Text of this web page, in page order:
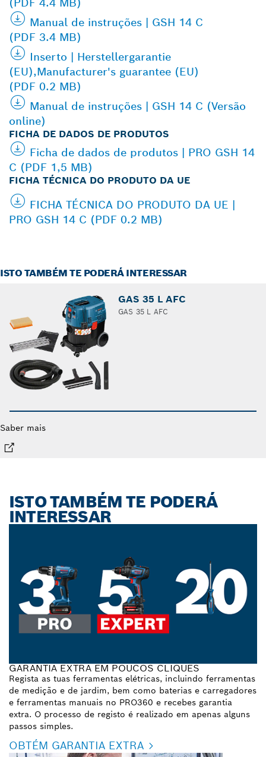
(PDF 4.4 MB)
Manual de instruções | GSH 14 C
(PDF 3.4 MB)
Inserto | Herstellergarantie
(EU),Manufacturer's guarantee (EU)
(PDF 0.2 MB)
Manual de instruções | GSH 14 C (Versão
online)
FICHA DE DADOS DE PRODUTOS
Ficha de dados de produtos | PRO GSH 14
C (PDF 1,5 MB)
FICHA TÉCNICA DO PRODUTO DA UE
FICHA TÉCNICA DO PRODUTO DA UE |
PRO GSH 14 C (PDF 0.2 MB)
ISTO TAMBÉM TE PODERÁ INTERESSAR
GAS 35 L AFC
GAS 35 L AFC
Saber mais
ISTO TAMBÉM TE PODERÁ
INTERESSAR
GARANTIA EXTRA EM POUCOS CLIQUES
Regista as tuas ferramentas elétricas, incluindo ferramentas
de medição e de jardim, bem como baterias e carregadores
e ferramentas manuais no PRO360 e recebes garantia
extra. O processo de registo é realizado em apenas alguns
passos simples.
OBTÉM GARANTIA EXTRA